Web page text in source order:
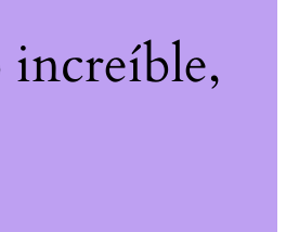
increíble,